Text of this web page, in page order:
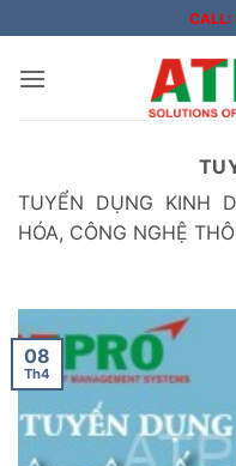
qua
nội
TUYỂN DỤNG KINH
HÓA, CÔNG NGHỆ
08
Th4